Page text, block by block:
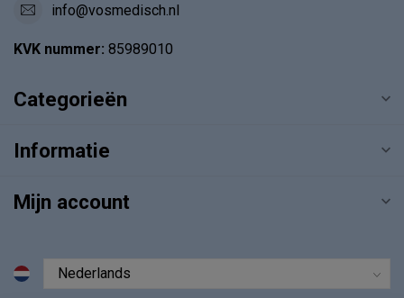
info@vosmedisch.nl
KVK nummer: 85989010
Categorieën
Informatie
Mijn account